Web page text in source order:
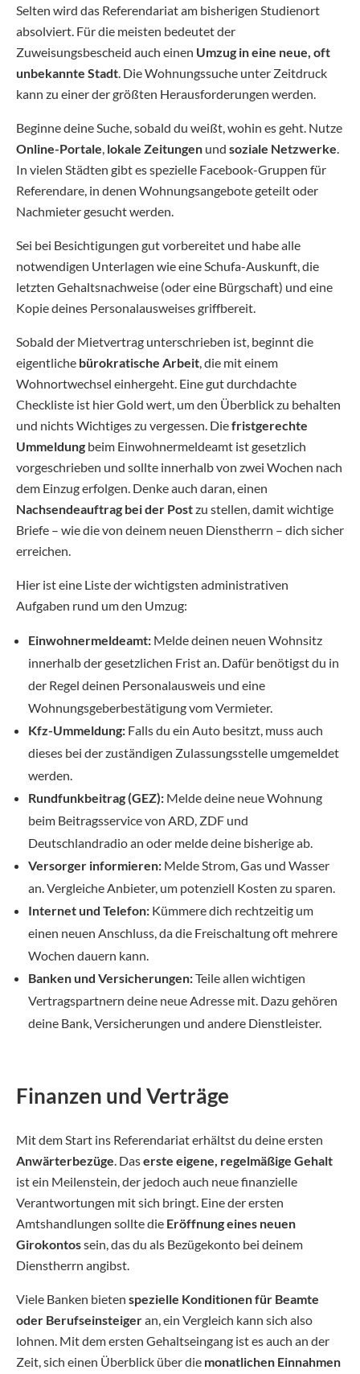
Selten wird das Referendariat am bisherigen Studienort
absolviert. Für die meisten bedeutet der
Zuweisungsbescheid auch einen Umzug in eine neue, oft
unbekannte Stadt. Die Wohnungssuche unter Zeitdruck
kann zu einer der größten Herausforderungen werden.
Beginne deine Suche, sobald du weißt, wohin es geht. Nutze
Online-Portale, lokale Zeitungen und soziale Netzwerke.
In vielen Städten gibt es spezielle Facebook-Gruppen für
Referendare, in denen Wohnungsangebote geteilt oder
Nachmieter gesucht werden.
Sei bei Besichtigungen gut vorbereitet und habe alle
notwendigen Unterlagen wie eine Schufa-Auskunft, die
letzten Gehaltsnachweise (oder eine Bürgschaft) und eine
Kopie deines Personalausweises griffbereit.
Sobald der Mietvertrag unterschrieben ist, beginnt die
eigentliche bürokratische Arbeit, die mit einem
Wohnortwechsel einhergeht. Eine gut durchdachte
Checkliste ist hier Gold wert, um den Überblick zu behalten
und nichts Wichtiges zu vergessen. Diefristgerechte
Ummeldung beim Einwohnermeldeamt ist gesetzlich
vorgeschrieben und sollte innerhalb von zwei Wochen nach
dem Einzug erfolgen. Denke auch daran, einen
Nachsendeauftrag bei der Postzu stellen, damit wichtige
Briefe – wie die von deinem neuen Dienstherrn – dich sicher
erreichen.
Hier ist eine Liste der wichtigsten administrativen
Aufgaben rund um den Umzug:
Einwohnermeldeamt: Melde deinen neuen Wohnsitz
innerhalb der gesetzlichen Frist an. Dafür benötigst du in
der Regel deinen Personalausweis und eine
Wohnungsgeberbestätigung vom Vermieter.
Kfz-Ummeldung: Falls du ein Auto besitzt, muss auch
dieses bei der zuständigen Zulassungsstelle umgemeldet
werden.
Rundfunkbeitrag (GEZ): Melde deine neue Wohnung
beim Beitragsservice von ARD, ZDF und
Deutschlandradio an oder melde deine bisherige ab.
Versorger informieren: Melde Strom, Gas und Wasser
an. Vergleiche Anbieter, um potenziell Kosten zu sparen.
Internet und Telefon: Kümmere dich rechtzeitig um
einen neuen Anschluss, da die Freischaltung oft mehrere
Wochen dauern kann.
Banken und Versicherungen:Teile allen wichtigen
Vertragspartnern deine neue Adresse mit. Dazu gehören
deine Bank, Versicherungen und andere Dienstleister.
Finanzen und Verträge
Mit dem Start ins Referendariat erhältst du deine ersten
Anwärterbezüge. Daserste eigene, regelmäßige Gehalt
ist ein Meilenstein, der jedoch auch neue finanzielle
Verantwortungen mit sich bringt. Eine der ersten
Amtshandlungen sollte die Eröffnung eines neuen
Girokontossein, das du als Bezügekonto bei deinem
Dienstherrn angibst.
Viele Banken bieten spezielle Konditionen für Beamte
oder Berufseinsteigeran, ein Vergleich kann sich also
lohnen. Mit dem ersten Gehaltseingang ist es auch an der
Zeit, sich einen Überblick über die monatlichen Einnahmen